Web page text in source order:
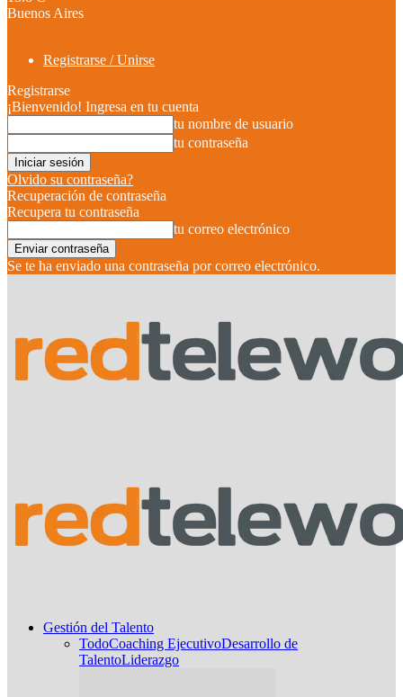
Buenos Aires
Registrarse / Unirse
Registrarse
¡Bienvenido! Ingresa en tu cuenta
tu nombre de usuario
tu contraseña
Olvido su contraseña?
Recuperación de contraseña
Recupera tu contraseña
tu correo electrónico
Se te ha enviado una contraseña por correo electrónico.
Gestión del Talento
TodoCoaching EjecutivoDesarrollo de
TalentoLiderazgo